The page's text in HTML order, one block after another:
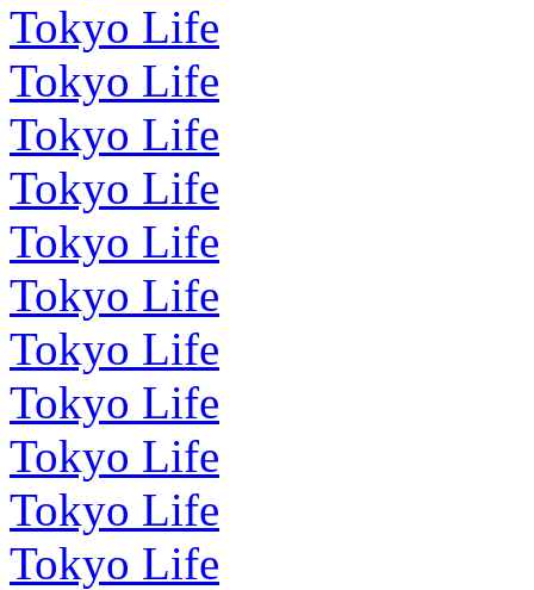
Tokyo Life
Tokyo Life
Tokyo Life
Tokyo Life
Tokyo Life
Tokyo Life
Tokyo Life
Tokyo Life
Tokyo Life
Tokyo Life
Tokyo Life